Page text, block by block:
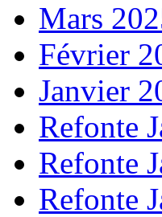
Mars
Février
Janvier
Refonte
Refonte
Refonte